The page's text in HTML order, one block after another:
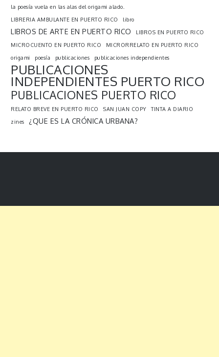
la poesía vuela en las alas del origami alado.
LIBRERIA AMBULANTE EN PUERTO RICO
libro
LIBROS DE ARTE EN PUERTO RICO
LIBROS EN PUERTO RICO
MICROCUENTO EN PUERTO RICO
MICRORRELATO EN PUERTO RICO
origami
poesía publicaciones publicaciones independientes
PUBLICACIONES
INDEPENDIENTES PUERTO RICO
PUBLICACIONES PUERTO RICO
RELATO BREVE EN PUERTO RICO SAN JUAN COPY
TINTA A DIARIO
zines
¿QUE ES LA CRÓNICA URBANA?